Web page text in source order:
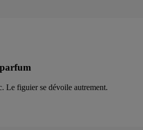
Le figuier se dévoile autrement.